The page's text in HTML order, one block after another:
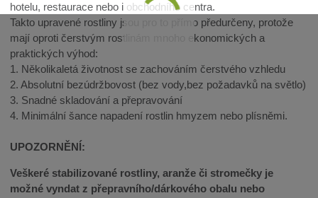
hotelu, restaurace nebo i obchodního centra.
Takto upravené rostliny jsou pro to přímo předurčeny, protože
mají oproti čerstvým rostlinám mnoho ekonomických a
praktických výhod:
1. Několikaletá životnost se zachováním čerstvého vzhledu
2. Absolutní bezúdržbovost (bez vody,bez požadavků na světlo)
3. Snadné skladování a přepravování
4. Minimální šance napadení rostlin hmyzem nebo plísněmi.
UPOZORNĚNÍ:
Veškeré stabilizované rostliny, aranže či stromečky je
možné vyndat z přepravního/dárkového obalu nebo